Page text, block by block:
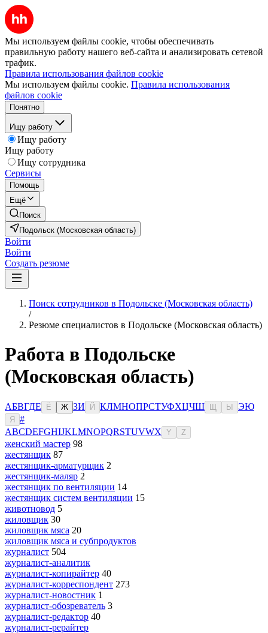
Мы используем файлы cookie, чтобы обеспечивать
правильную работу нашего веб-сайта и анализировать сетевой
трафик.
Правила использования файлов cookie
Мы используем файлы cookie. Правила использования
файлов cookie
Понятно
Ищу работу
Ищу работу
Ищу работу
Ищу сотрудника
Сервисы
Помощь
Ещё
Поиск
Подольск (Московская область)
Войти
Войти
Создать резюме
Поиск сотрудников в Подольске (Московская область)
/
Резюме специалистов в Подольске (Московская область)
Работа в Подольске
(Московская область)
АБВГДЕ Ё Ж ЗИ Й КЛМНОПРСТУФХЦЧШ Ы ЭЮ
Я
#
ABCDEFGHIJKLMNOPQRSTUVWX Y Z
женский мастер 98
жестянщик 87
жестянщик-арматурщик 2
жестянщик-маляр 2
жестянщик по вентиляции 14
жестянщик систем вентиляции 15
животновод 5
жиловщик 30
жиловщик мяса 20
жиловщик мяса и субпродуктов
журналист 504
журналист-аналитик
журналист-копирайтер 40
журналист-корреспондент 273
журналист-новостник 1
журналист-обозреватель 3
журналист-редактор 40
журналист-рерайтер